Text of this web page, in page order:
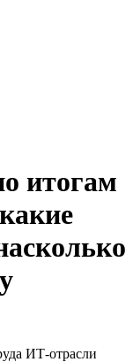
итогам
ИТ-отрасли